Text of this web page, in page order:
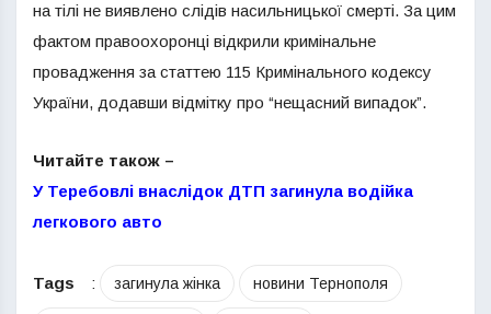
на тілі не виявлено слідів насильницької смерті. За цим
фактом правоохоронці відкрили кримінальне
провадження за статтею 115 Кримінального кодексу
України, додавши відмітку про “нещасний випадок”.
Читайте також –
У Теребовлі внаслідок ДТП загинула водійка
легкового авто
Tags : загинула жінка новини Тернополя